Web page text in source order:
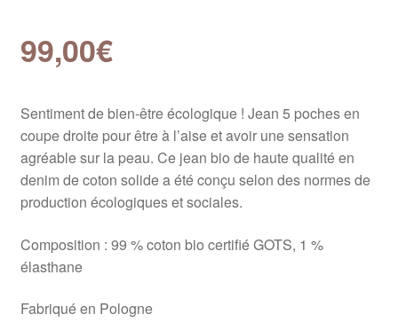
99,00€
Sentiment de bien-être écologique ! Jean 5 poches en
coupe droite pour être à l’aise et avoir une sensation
agréable sur la peau. Ce jean bio de haute qualité en
denim de coton solide a été conçu selon des normes de
production écologiques et sociales.
Composition : 99 % coton bio certifié GOTS, 1 %
élasthane
Fabriqué en Pologne